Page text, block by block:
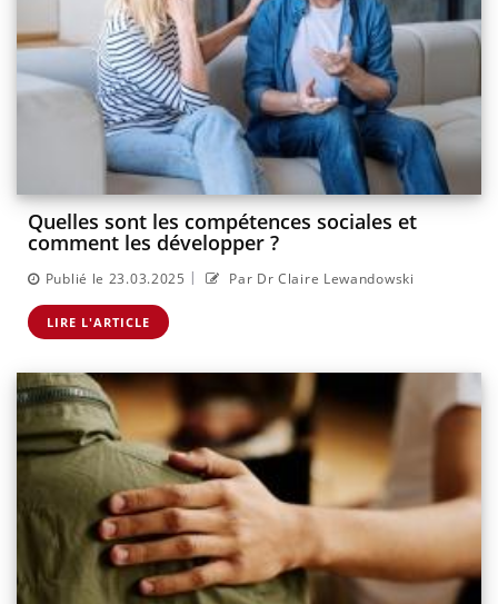
Quelles sont les compétences sociales et
comment les développer ?
Publié le 23.03.2025 | Par Dr Claire Lewandowski
LIRE L'ARTICLE